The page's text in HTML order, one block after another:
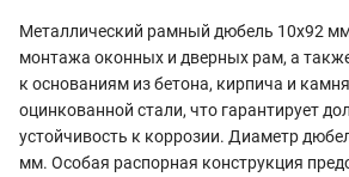
Металлический рамный дюбель 10х92
монтажа оконных и дверных рам, а
к основаниям из бетона, кирпича и
оцинкованной стали, что гарантирует
устойчивость к коррозии. Диаметр
мм. Особая распорная конструкция